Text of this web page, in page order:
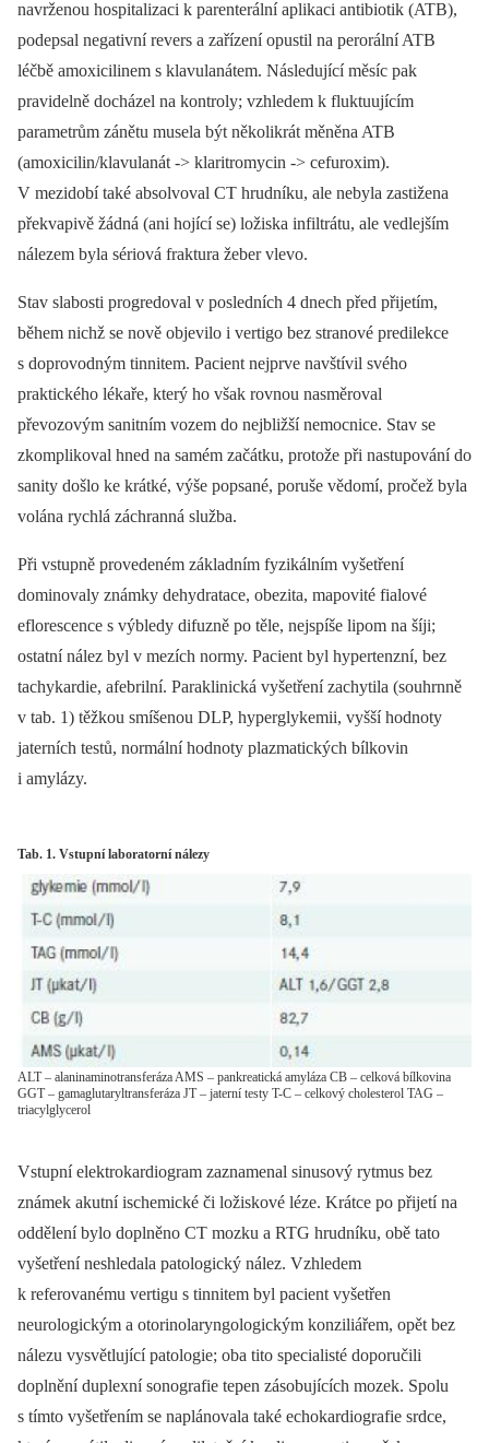
navrženou hospitalizaci k parenterální aplikaci antibiotik (ATB),
podepsal negativní revers a zařízení opustil na per­orální ATB
léčbě amoxicilinem s klavulanátem. Následující měsíc pak
pravidelně docházel na kontroly; vzhledem k fluktuujícím
parametrům zánětu musela být několikrát měněna ATB
(amoxicilin/klavulanát -> klaritromycin -> cefuroxim).
V mezidobí také absolvoval CT hrudníku, ale nebyla zastižena
překvapivě žádná (ani hojící se) ložiska infiltrátu, ale vedlejším
nálezem byla sériová fraktura žeber vlevo.
Stav slabosti progredoval v posledních 4 dnech před přijetím,
během nichž se nově objevilo i vertigo bez stranové predilekce
s doprovodným tinnitem. Pacient nejprve navštívil svého
praktického lékaře, který ho však rovnou nasměroval
převozovým sanitním vozem do nejbližší nemocnice. Stav se
zkomplikoval hned na samém začátku, protože při nastupování do
sanity došlo ke krátké, výše popsané, poruše vědomí, pročež byla
volána rychlá záchranná služba.
Při vstupně provedeném základním fyzikálním vyšetření
dominovaly známky dehydratace, obezita, mapovité fialové
eflorescence s výbledy difuzně po těle, nejspíše lipom na šíji;
ostatní nález byl v mezích normy. Pacient byl hypertenzní, bez
tachykardie, afebrilní. Paraklinická vyšetření zachytila (souhrnně
v tab. 1) těžkou smíšenou DLP, hyperglykemii, vyšší hodnoty
jaterních testů, normální hodnoty plazmatických bílkovin
i amylázy.
Tab. 1. Vstupní laboratorní nálezy
ALT – alaninaminotransferáza AMS – pankreatická amyláza CB – celková bílkovina
GGT – gamaglutaryltransferáza JT – jaterní testy T-C – celkový cholesterol TAG –
triacylglycerol
Vstupní elektrokardiogram zaznamenal sinusový rytmus bez
známek akutní ischemické či ložiskové léze. Krátce po přijetí na
oddělení bylo doplněno CT mozku a RTG hrudníku, obě tato
vyšetření neshledala patologický nález. Vzhledem
k referovanému vertigu s tinnitem byl pacient vyšetřen
neurologickým a otorinolaryngologickým konziliářem, opět bez
nálezu vysvětlující patologie; oba tito specialisté doporučili
doplnění duplexní sonografie tepen zásobujících mozek. Spolu
s tímto vyšetřením se naplánovala také echokardiografie srdce,